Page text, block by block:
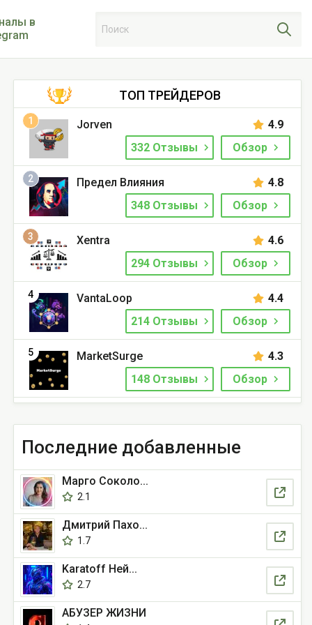
в
ТОП ТРЕЙДЕРОВ
1 Jorven
4.9
332 Отзывы
Обзор
2 Предел Влияния
4.8
348 Отзывы
Обзор
3 Xentra
4.6
294 Отзывы
Обзор
4 VantaLoop
4.4
214 Отзывы
Обзор
5 MarketSurge
4.3
148 Отзывы
Обзор
Последние добавленные
Марго Соколо...
2.1
Дмитрий Пахо...
1.7
Karatoff Ней...
2.7
АБУЗЕР ЖИЗНИ